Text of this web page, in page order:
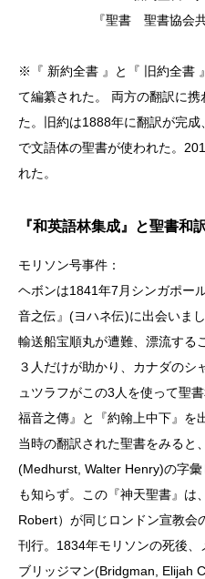
『聖書 聖書協会
※『 新約全書 』と『 旧約全書
て編纂された。 両方の翻訳に
た。旧約は1888年に翻訳が完
で文語体の聖書が使われた。
れた。
『和英語林集成』と聖書和
モリソン号事件：
ヘボンは1841年7月シンガポー
音之伝』(ヨハネ伝)に出会いま
輸送船宝順丸が遭難、漂流する
３人だけが助かり、カナダのシ
ュツラフがこの3人を使って聖
福音之傳』と『約翰上中下』を
当時の翻訳された聖書をみると
(Medhurst, Walter Henry)の字
も知らず。この『神天聖書』は
Robert）が同じロンドン宣教会
刊行。1834年モリソンの死後
ブリッジマン(Bridgman, Elijah